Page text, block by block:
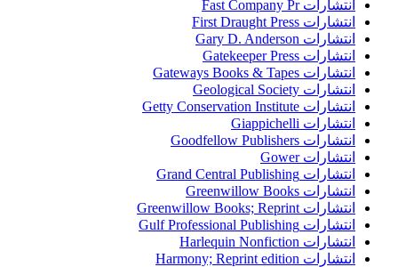
انتشارات Fast Company Pr
انتشارات First Draught Press
انتشارات Gary D. Anderson
انتشارات Gatekeeper Press
انتشارات Gateways Books & Tapes
انتشارات Geological Society
انتشارات Getty Conservation Institute
انتشارات Giappichelli
انتشارات Goodfellow Publishers
انتشارات Gower
انتشارات Grand Central Publishing
انتشارات Greenwillow Books
انتشارات Greenwillow Books; Reprint
انتشارات Gulf Professional Publishing
انتشارات Harlequin Nonfiction
انتشارات Harmony; Reprint edition